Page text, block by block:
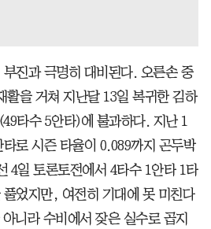
진과 극명히 대비된다. 오른손 중
활을 거쳐 지난달 13일 복귀한 김하
타수 5안타)에 불과하다. 지난 1
로 시즌 타율이 0.089까지 곤두박
4일 토론토전에서 4타수 1안타 1타
었지만, 여전히 기대에 못 미친다
니라 수비에서 잦은 실수로 곱지